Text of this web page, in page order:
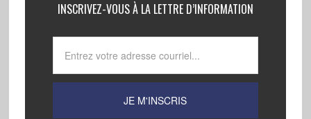
INSCRIVEZ-VOUS À LA LETTRE D’INFORMATION